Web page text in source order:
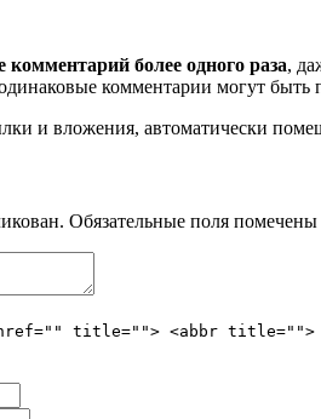
более одного раза,
комментарии могут быть
и вложения, автоматически
Обязательные поля помечены
title=""> <abbr title="">